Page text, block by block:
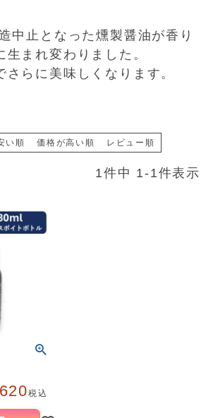
中止となった燻製醤油が香り
生まれ変わりました。
さらに美味しくなります。
い順 価格が高い順 レビュー順
1件中 1-1件表示
税込